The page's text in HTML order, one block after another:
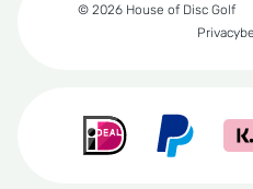
© 2026 House of Disc Golf